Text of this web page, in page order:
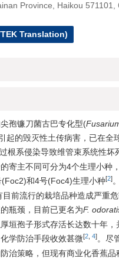
Province, Haikou 571101,
Translation)
孢镰刀菌古巴专化型(
起的毁灭性土传病害，已在全
根系侵染导致维管束系统性坏
寄主不同可分为4个生理小种
和4号(Foc4)生理小种[2]
前流行的栽培品种造成严重
瓶颈，目前已更名为F.
垣孢子形式存活长达数十年，
学防治手段收效甚微[2 4]。尽
治策略，但现有商业化香蕉品